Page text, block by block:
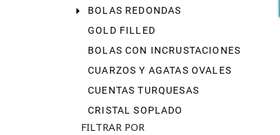
BOLAS REDONDAS
GOLD FILLED
BOLAS CON INCRUSTACIONES
CUARZOS Y AGATAS OVALES
CUENTAS TURQUESAS
CRISTAL SOPLADO
FILTRAR POR